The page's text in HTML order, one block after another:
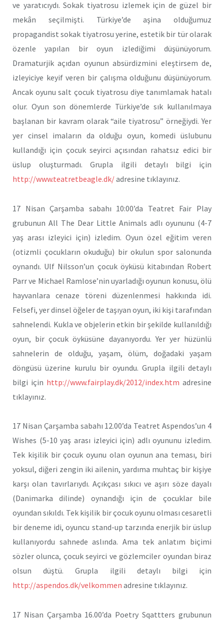
ve yaratıcıydı. Sokak tiyatrosu izlemek için de güzel bir
mekân seçilmişti. Türkiye’de aşina olduğumuz
propagandist sokak tiyatrosu yerine, estetik bir tür olarak
özenle yapılan bir oyun izlediğimi düşünüyorum.
Dramaturjik açıdan oyunun absürdizmini eleştirsem de,
izleyiciye keyif veren bir çalışma olduğunu düşünüyorum.
Ancak oyunu salt çocuk tiyatrosu diye tanımlamak hatalı
olur. Oyun son dönemlerde Türkiye’de sık kullanılmaya
başlanan bir kavram olarak “aile tiyatrosu” örneğiydi. Yer
yer cinsel imaların da olduğu oyun, komedi üslubunu
kullandığı için çocuk seyirci açısından rahatsız edici bir
üslup oluşturmadı. Grupla ilgili detaylı bilgi için
http://www.teatretbeagle.dk/adresine tıklayınız.
17 Nisan Çarşamba sabahı 10:00’da Teatret Fair Play
grubunun All The Dear Little Animals adlı oyununu (4-7
yaş arası izleyici için) izledim. Oyun özel eğitim veren
(otizmli çocukların okuduğu) bir okulun spor salonunda
oynandı. Ulf Nilsson’un çocuk öyküsü kitabından Robert
Parr ve Michael Ramlose’nin uyarladığı oyunun konusu, ölü
hayvanlara cenaze töreni düzenlenmesi hakkında idi.
Felsefi, yer dinsel öğeler de taşıyan oyun, iki kişi tarafından
sahnelendi. Kukla ve objelerin etkin bir şekilde kullanıldığı
oyun, bir çocuk öyküsüne dayanıyordu. Yer yer hüzünlü
sahnelerin de olduğu, yaşam, ölüm, doğadaki yaşam
döngüsü üzerine kurulu bir oyundu. Grupla ilgili detaylı
bilgi için http://www.fairplay.dk/2012/index.htm adresine
tıklayınız.
17 Nisan Çarşamba sabahı 12.00’da Teatret Aspendos’un 4
Wishes (5-10 yaş arası izleyici için) adlı oyununu izledim.
Tek kişilik bir çocuk oyunu olan oyunun ana teması, biri
yoksul, diğeri zengin iki ailenin, yardıma muhtaç bir kişiye
karşı olan tavırlarıydı. Açıkçası sıkıcı ve aşırı söze dayalı
(Danimarka dilinde) oynandığı için de çocuklar bile
oyundan sıkıldı. Tek kişilik bir çocuk oyunu olması cesaretli
bir deneme idi, oyuncu stand-up tarzında enerjik bir üslup
kullanıyordu sahnede aslında. Ama tek anlatım biçimi
sözler olunca, çocuk seyirci ve gözlemciler oyundan biraz
olsun düştü. Grupla ilgili detaylı bilgi için
http://aspendos.dk/velkommen adresine tıklayınız.
17 Nisan Çarşamba 16.00’da Poetry Sqattters grubunun